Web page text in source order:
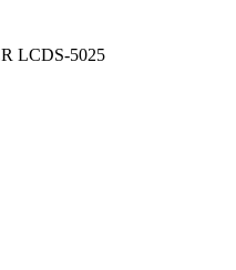
LCDS-5025